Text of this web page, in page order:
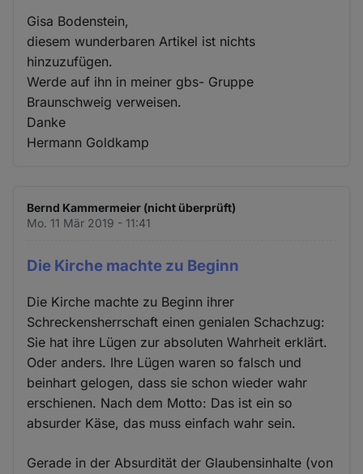
Gisa Bodenstein,
diesem wunderbaren Artikel ist nichts
hinzuzufügen.
Werde auf ihn in meiner gbs- Gruppe
Braunschweig verweisen.
Danke
Hermann Goldkamp
Bernd Kammermeier (nicht überprüft)
Mo. 11 Mär 2019 - 11:41
Die Kirche machte zu Beginn
Die Kirche machte zu Beginn ihrer
Schreckensherrschaft einen genialen Schachzug:
Sie hat ihre Lügen zur absoluten Wahrheit erklärt.
Oder anders. Ihre Lügen waren so falsch und
beinhart gelogen, dass sie schon wieder wahr
erschienen. Nach dem Motto: Das ist ein so
absurder Käse, das muss einfach wahr sein.
Gerade in der Absurdität der Glaubensinhalte (von